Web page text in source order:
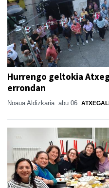
Hurrengo geltokia
errondan
Noaua Aldizkaria abu 06